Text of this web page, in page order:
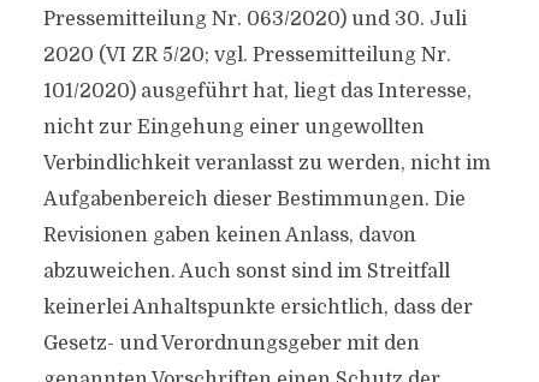
Pressemitteilung Nr. 063/2020) und 30. Juli
2020 (VI ZR 5/20; vgl. Pressemitteilung Nr.
101/2020) ausgeführt hat, liegt das Interesse,
nicht zur Eingehung einer ungewollten
Verbindlichkeit veranlasst zu werden, nicht im
Aufgabenbereich dieser Bestimmungen. Die
Revisionen gaben keinen Anlass, davon
abzuweichen. Auch sonst sind im Streitfall
keinerlei Anhaltspunkte ersichtlich, dass der
Gesetz- und Verordnungsgeber mit den